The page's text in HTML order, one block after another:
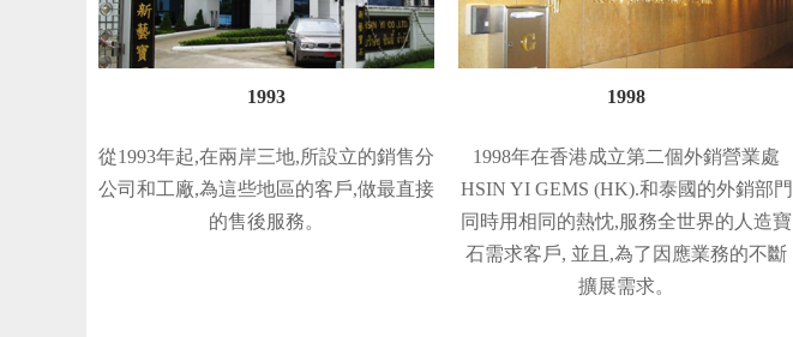
1993
從1993年起,在兩岸三地,所設立的銷售分
公司和工廠,為這些地區的客戶,做最直接
的售後服務。
1998
1998年在香港成立第二個外銷營業處
HSIN YI GEMS (HK).和泰國的外銷部門
同時用相同的熱忱,服務全世界的人造寶
石需求客戶, 並且,為了因應業務的不斷
擴展需求。